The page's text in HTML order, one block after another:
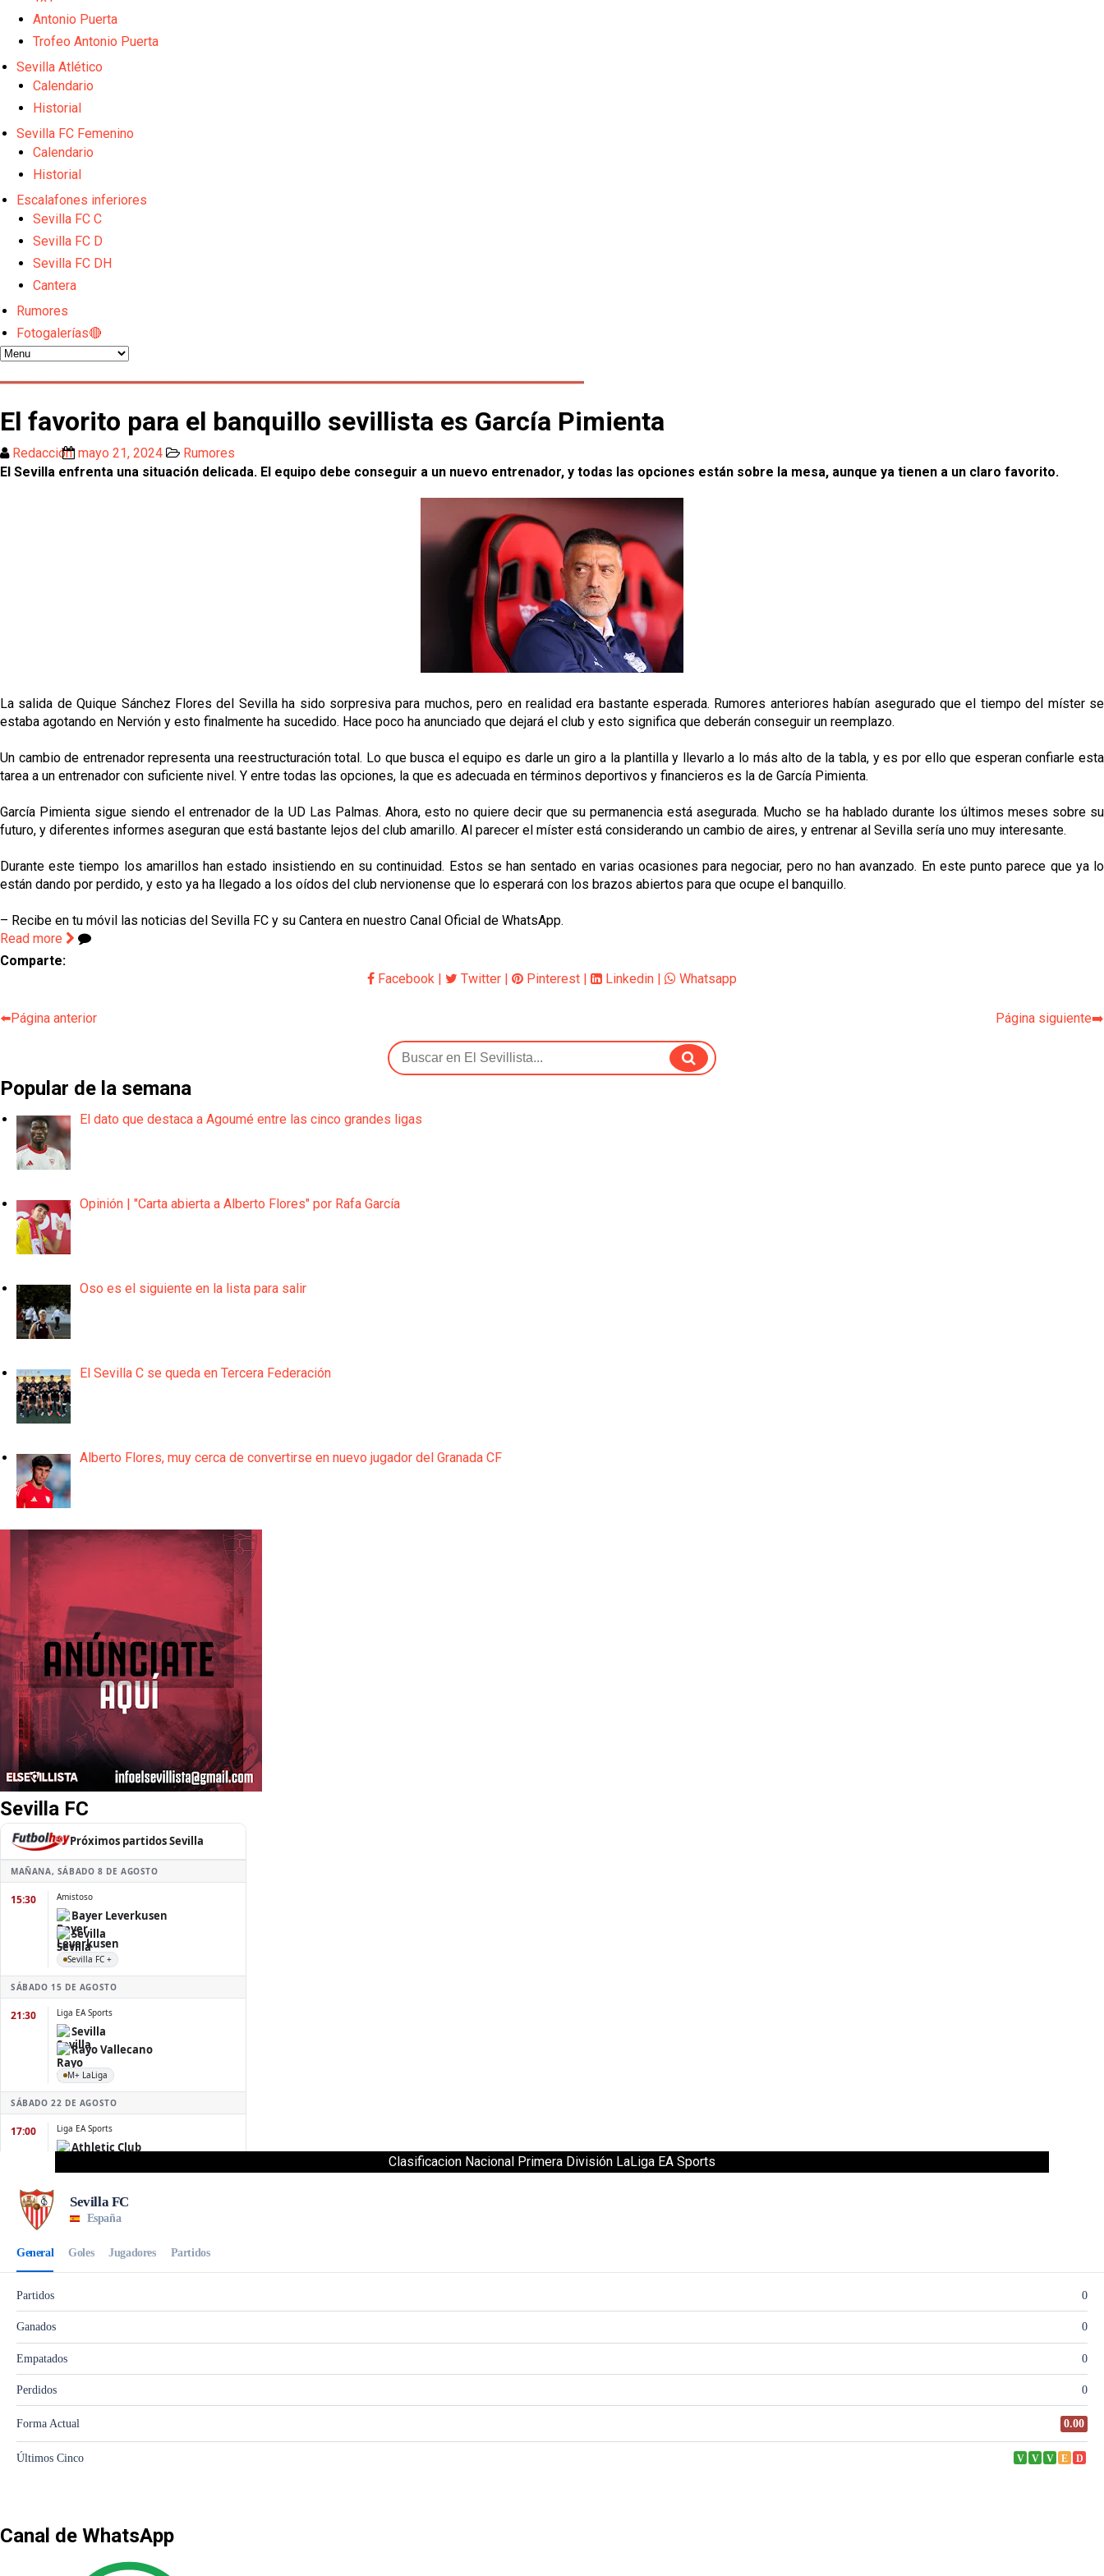
Opinión | "Carta abierta a Alberto Flores" por Rafa García
El Sevilla oficializa el traspaso de Sow
Diomande ya es madridista mientras Rodri agita el mercado
Antonio Puerta
Trofeo Antonio Puerta
Sevilla Atlético
Calendario
Historial
Sevilla FC Femenino
Calendario
Historial
Escalafones inferiores
Sevilla FC C
Sevilla FC D
Sevilla FC DH
Cantera
Rumores
Fotogalerías🔴
El favorito para el banquillo sevillista es García Pimienta
Redacción mayo 21, 2024
Rumores
El Sevilla enfrenta una situación delicada. El equipo debe conseguir a un nuevo entrenador, y todas las opciones están sobre la mesa, aunque ya tienen a un claro favorito.
La salida de Quique Sánchez Flores del Sevilla ha sido sorpresiva para muchos, pero en realidad era bastante esperada. Rumores anteriores habían asegurado que el tiempo del míster se
estaba agotando en Nervión y esto finalmente ha sucedido. Hace poco ha anunciado que dejará el club y esto significa que deberán conseguir un reemplazo.
Un cambio de entrenador representa una reestructuración total. Lo que busca el equipo es darle un giro a la plantilla y llevarlo a lo más alto de la tabla, y es por ello que esperan confiarle esta
tarea a un entrenador con suficiente nivel. Y entre todas las opciones, la que es adecuada en términos deportivos y financieros es la de García Pimienta.
García Pimienta sigue siendo el entrenador de la UD Las Palmas. Ahora, esto no quiere decir que su permanencia está asegurada. Mucho se ha hablado durante los últimos meses sobre su
futuro, y diferentes informes aseguran que está bastante lejos del club amarillo. Al parecer el míster está considerando un cambio de aires, y entrenar al Sevilla sería uno muy interesante.
Durante este tiempo los amarillos han estado insistiendo en su continuidad. Estos se han sentado en varias ocasiones para negociar, pero no han avanzado. En este punto parece que ya lo
están dando por perdido, y esto ya ha llegado a los oídos del club nervionense que lo esperará con los brazos abiertos para que ocupe el banquillo.
– Recibe en tu móvil las noticias del Sevilla FC y su Cantera en nuestro Canal Oficial de WhatsApp.
Read more
Comparte:
Facebook | Twitter | Pinterest | Linkedin | Whatsapp
⬅️Página anterior Página siguiente➡️
Popular de la semana
El dato que destaca a Agoumé entre las cinco grandes ligas
Opinión | "Carta abierta a Alberto Flores" por Rafa García
Oso es el siguiente en la lista para salir
El Sevilla C se queda en Tercera Federación
Alberto Flores, muy cerca de convertirse en nuevo jugador del Granada CF
Sevilla FC
Clasificacion Nacional Primera División LaLiga EA Sports
Canal de WhatsApp